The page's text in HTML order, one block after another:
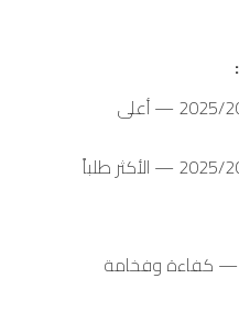
مرسيدس S-Class موديل 2025/2026 — أعلى
مرسيدس C180 موديل 2026 — كفاءة وفخامة